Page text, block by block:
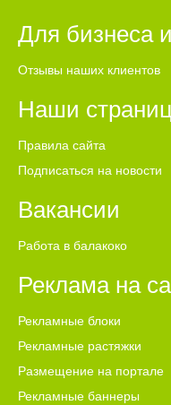
Для бизнеса
Отзывы наших клиентов
Наши
Правила сайта
Подписаться на новости
Вакансии
Работа в балакоко
Реклама на
Рекламные блоки
Рекламные растяжки
Размещение на портале
Рекламные баннеры